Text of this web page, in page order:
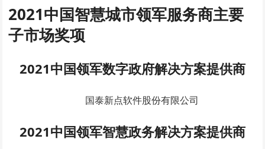
2021中国智慧城市领军服务商主要
子市场奖项
2021中国领军数字政府解决方案提供商
国泰新点软件股份有限公司
2021中国领军智慧政务解决方案提供商